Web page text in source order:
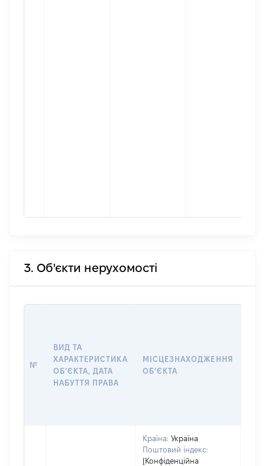
3. Об'єкти нерухомості
№
ВИД ТА
ХАРАКТЕРИСТИКА
ОБʼЄКТА, ДАТА
НАБУТТЯ ПРАВА
МІСЦЕЗНАХОДЖЕННЯ
ОБʼЄКТА
Країна: Україна
Поштовий індекс:
[Конфіденційна